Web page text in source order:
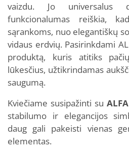
vaizdu. Jo universalus
funkcionalumas reiškia,
sąrankoms, nuo elegantiškų
vidaus erdvių. Pasirinkdami
produktą, kuris atitiks
lūkesčius, užtikrindamas
saugumą.
Kviečiame susipažinti su
stabilumo ir elegancijos
daug gali pakeisti vienas
elementas.